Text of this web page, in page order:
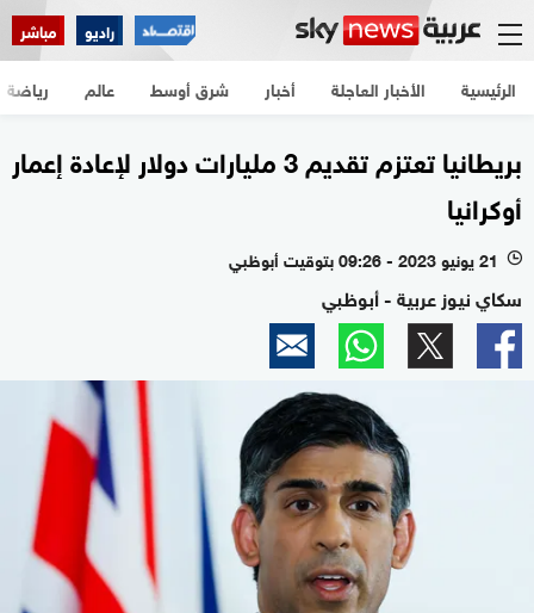
راديو مباشر
الرئيسية الأخبار العاجلة أخبار شرق أوسط عالم رياضة
بريطانيا تعتزم تقديم 3 مليارات دولار لإعادة إعمار
أوكرانيا
l 21 يونيو 2023 - 09:26 بتوقيت أبوظبي
سكاي نيوز عربية - أبوظبي